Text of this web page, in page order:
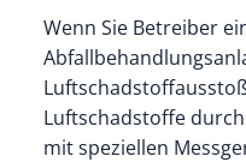
Wenn Sie Betreiber
Luftschadstoffe
mit speziellen